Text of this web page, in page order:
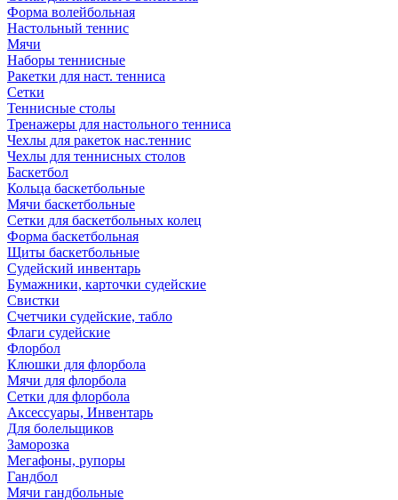
Форма волейбольная
Настольный теннис
Мячи
Наборы теннисные
Ракетки для наст. тенниса
Сетки
Теннисные столы
Тренажеры для настольного тенниса
Чехлы для ракеток нас.теннис
Чехлы для теннисных столов
Баскетбол
Кольца баскетбольные
Мячи баскетбольные
Сетки для баскетбольных колец
Форма баскетбольная
Щиты баскетбольные
Судейский инвентарь
Бумажники, карточки судейские
Свистки
Счетчики судейские, табло
Флаги судейские
Флорбол
Клюшки для флорбола
Мячи для флорбола
Сетки для флорбола
Аксессуары, Инвентарь
Для болельщиков
Заморозка
Мегафоны, рупоры
Гандбол
Мячи гандбольные